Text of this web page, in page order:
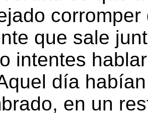
que sale
intentes
día
en un